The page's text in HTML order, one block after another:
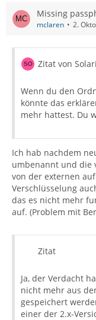
Missing
mclaren 2.
Zitat von
Wenn du den
könnte das
mehr hattest. Du
Ich hab nachdem
umbenannt und die
von der externen
Verschlüsselung
das es nicht mehr
auf. (Problem mit
Zitat
Ja, der Verdacht
nicht mehr aus
gespeichert
einer der 2.x-